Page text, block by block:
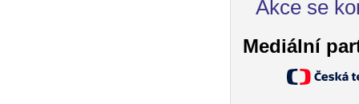
Akce se
Mediální